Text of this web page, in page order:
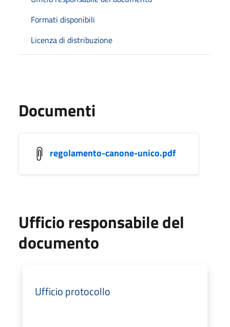
Formati disponibili
Licenza di distribuzione
Documenti
regolamento-canone-unico.pdf
Ufficio responsabile del
documento
Ufficio protocollo